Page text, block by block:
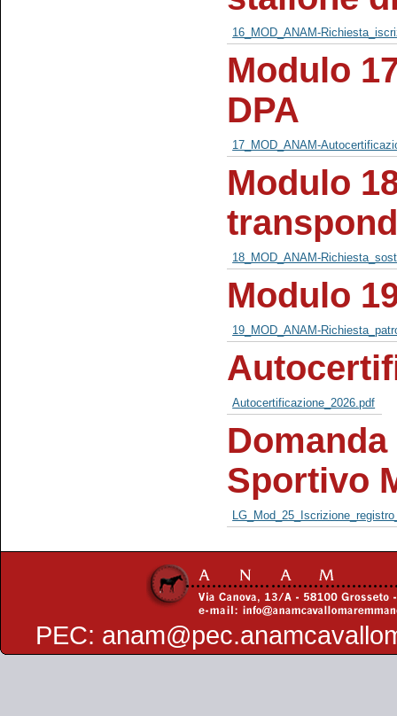
16_MOD_ANAM-
Modulo
DPA
17_MOD_ANAM-
Modulo
18_MOD_ANAM-
Modulo
19_MOD_ANAM-
Autocertificazione_2026.pdf
Sportivo
PEC: